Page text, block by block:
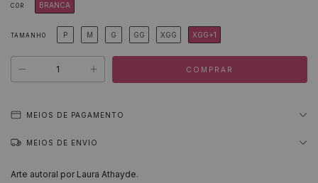
COR BRANCA
TAMANHO P M G GG XGG XGG+1
MEIOS DE PAGAMENTO
MEIOS DE ENVIO
Arte autoral por Laura Athayde.